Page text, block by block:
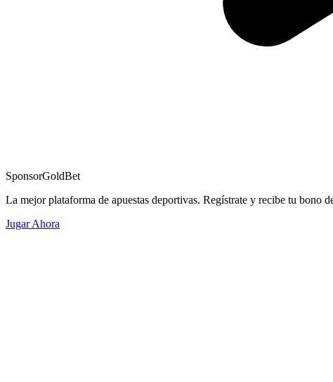
SponsorGoldBet
La mejor plataforma de apuestas deportivas. Regístrate y recibe tu bono
Jugar Ahora